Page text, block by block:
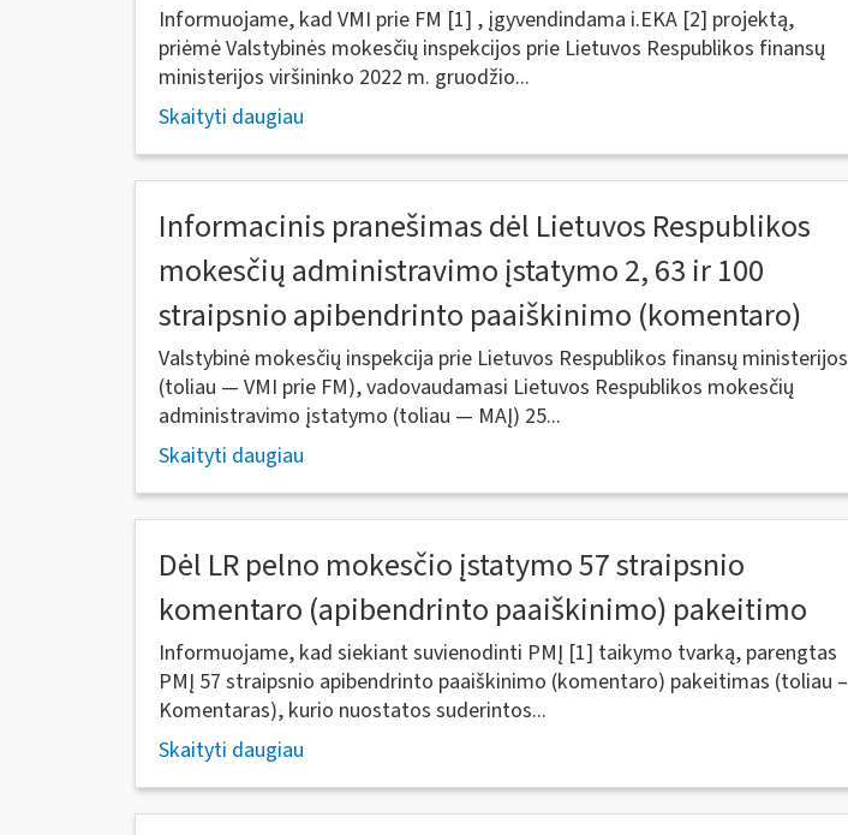
Informuojame, kad VMI prie FM [1] , įgyvendindama i.EKA [2] projektą,
priėmė Valstybinės mokesčių inspekcijos prie Lietuvos Respublikos finansų
ministerijos viršininko 2022 m. gruodžio...
Skaityti daugiau
Informacinis pranešimas dėl Lietuvos Respublikos
mokesčių administravimo įstatymo 2, 63 ir 100
straipsnio apibendrinto paaiškinimo (komentaro)
Valstybinė mokesčių inspekcija prie Lietuvos Respublikos finansų ministerijos
(toliau — VMI prie FM), vadovaudamasi Lietuvos Respublikos mokesčių
administravimo įstatymo (toliau — MAĮ) 25...
Skaityti daugiau
Dėl LR pelno mokesčio įstatymo 57 straipsnio
komentaro (apibendrinto paaiškinimo) pakeitimo
Informuojame, kad siekiant suvienodinti PMĮ [1] taikymo tvarką, parengtas
PMĮ 57 straipsnio apibendrinto paaiškinimo (komentaro) pakeitimas (toliau –
Komentaras), kurio nuostatos suderintos...
Skaityti daugiau